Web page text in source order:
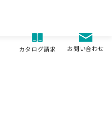
カタログ請求 お問い合わせ